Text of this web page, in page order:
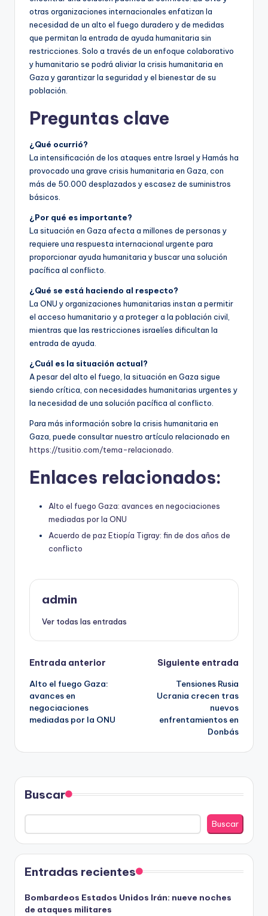
otras organizaciones internacionales enfatizan la
necesidad de un alto el fuego duradero y de medidas
que permitan la entrada de ayuda humanitaria sin
restricciones. Solo a través de un enfoque colaborativo
y humanitario se podrá aliviar la crisis humanitaria en
Gaza y garantizar la seguridad y el bienestar de su
población.
Preguntas clave
¿Qué ocurrió?
La intensificación de los ataques entre Israel y Hamás ha
provocado una grave crisis humanitaria en Gaza, con
más de 50.000 desplazados y escasez de suministros
básicos.
¿Por qué es importante?
La situación en Gaza afecta a millones de personas y
requiere una respuesta internacional urgente para
proporcionar ayuda humanitaria y buscar una solución
pacífica al conflicto.
¿Qué se está haciendo al respecto?
La ONU y organizaciones humanitarias instan a permitir
el acceso humanitario y a proteger a la población civil,
mientras que las restricciones israelíes dificultan la
entrada de ayuda.
¿Cuál es la situación actual?
A pesar del alto el fuego, la situación en Gaza sigue
siendo crítica, con necesidades humanitarias urgentes y
la necesidad de una solución pacífica al conflicto.
Para más información sobre la crisis humanitaria en
Gaza, puede consultar nuestro artículo relacionado en
https://tusitio.com/tema-relacionado
Enlaces relacionados:
Alto el fuego Gaza: avances en negociaciones
mediadas por la ONU
Acuerdo de paz Etiopía Tigray: fin de dos años de
conflicto
admin
Ver todas las entradas
Navegación
de
entradas
Entrada anterior
Alto el fuego Gaza:
avances en
negociaciones
mediadas por la ONU
Siguiente entrada
Tensiones Rusia
Ucrania crecen tras
nuevos
enfrentamientos en
Donbás
Buscar
Buscar
Entradas recientes
Bombardeos Estados Unidos Irán: nueve noches
de ataques militares